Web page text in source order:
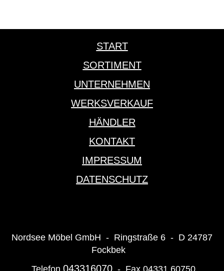
START
SORTIMENT
UNTERNEHMEN
WERKSVERKAUF
HÄNDLER
KONTAKT
IMPRESSUM
DATENSCHUTZ
Nordsee Möbel GmbH - Ringstraße 6 - D 24787
Fockbek
Telefon 043316070- Fax 04331 60750